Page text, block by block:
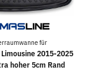
für
Limousine 2015-2025
hoher 5cm Rand